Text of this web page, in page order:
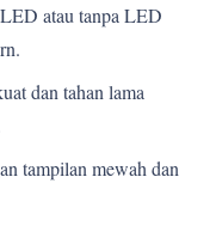
atau tanpa LED
dan tahan lama
tampilan mewah dan